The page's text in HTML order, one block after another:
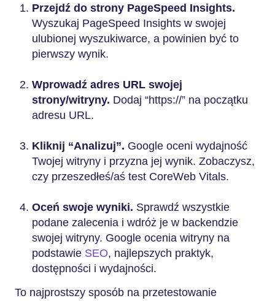
Przejdź do strony PageSpeed Insights.
Wyszukaj PageSpeed Insights w swojej
ulubionej wyszukiwarce, a powinien być to
pierwszy wynik.
Wprowadź adres URL swojej
strony/witryny. Dodaj “https://” na początku
adresu URL.
Kliknij “Analizuj”. Google oceni wydajność
Twojej witryny i przyzna jej wynik. Zobaczysz,
czy przeszedłeś/aś test CoreWeb Vitals.
Oceń swoje wyniki. Sprawdź wszystkie
podane zalecenia i wdróż je w backendzie
swojej witryny. Google ocenia witryny na
podstawie SEO, najlepszych praktyk,
dostępności i wydajności.
To najprostszy sposób na przetestowanie